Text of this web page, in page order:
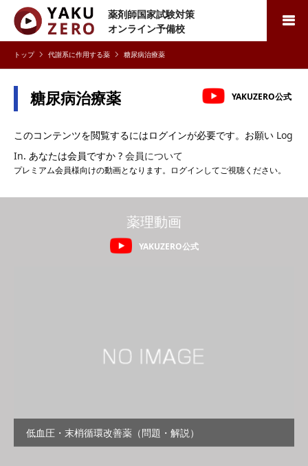
薬剤師国家試験対策
オンライン予備校
検索
代謝系に作用する薬 糖尿病治療薬
糖尿病治療薬 YAKUZERO公式
このコンテンツを閲覧するにはログインが必要です。お願い Log
In. あなたは会員ですか ? 会員について
プレミアム会員様向けの動画となります。ログインしてご視聴ください。
YAKUZERO公式
薬理動画
低血圧・末梢循環改善薬（問題・解説）